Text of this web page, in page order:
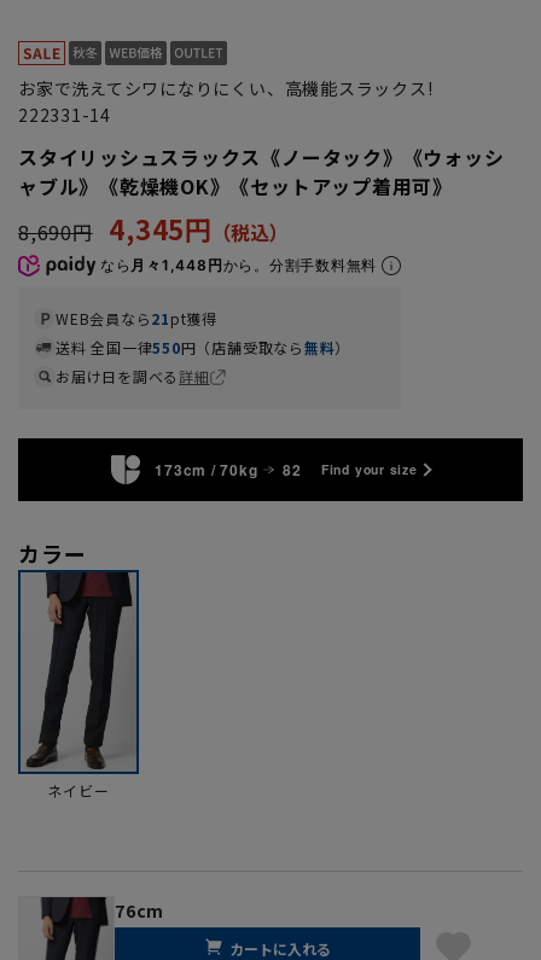
お家で洗えてシワになりにくい、高機能スラックス!
222331-14
スタイリッシュスラックス《ノータック》《ウォッシ
ャブル》《乾燥機OK》《セットアップ着用可》
8,690円 4,345円
なら 月々1,448円から。分割手数料無料
WEB会員なら21pt獲得
送料 全国一律550円（店舗受取なら無料）
お届け日を調べる詳細
173cm / 70kg 82 Find your size
カラー
ネイビー
76cm
カートに入れる